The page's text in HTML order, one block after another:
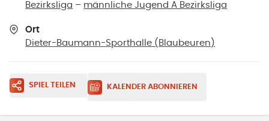
Bezirksliga – männliche Jugend A Bezirksliga
Ort
Dieter-Baumann-Sporthalle ( Blaubeuren )
SPIEL TEILEN KALENDER ABONNIEREN